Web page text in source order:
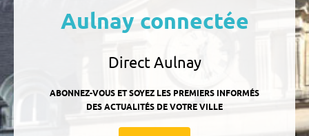
Aulnay connectée
Direct Aulnay
ABONNEZ-VOUS ET SOYEZ LES PREMIERS INFORMÉS
DES ACTUALITÉS DE VOTRE VILLE